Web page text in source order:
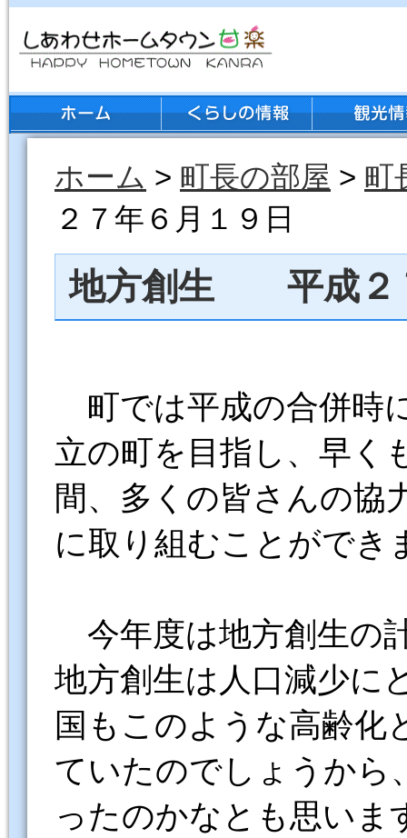
ホーム > 町長の部屋 > 町
２７年６月１９日
地方創生 平成２
町では平成の合併時
立の町を目指し、早く
間、多くの皆さんの協
に取り組むことができ
今年度は地方創生の
地方創生は人口減少に
国もこのような高齢化
ていたのでしょうから
ったのかなとも思いま